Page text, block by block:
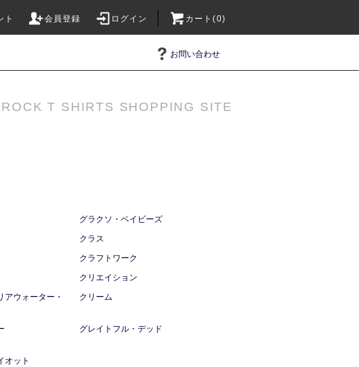
ト 会員登録 ログイン カート(0)
お問い合わせ
ROCK T SHIRTS SHOPPING SITE
グラクソ・ベイビーズ
クラス
クラフトワーク
クリエイション
アウォーター・
クリーム
グレイトフル・デッド
オット